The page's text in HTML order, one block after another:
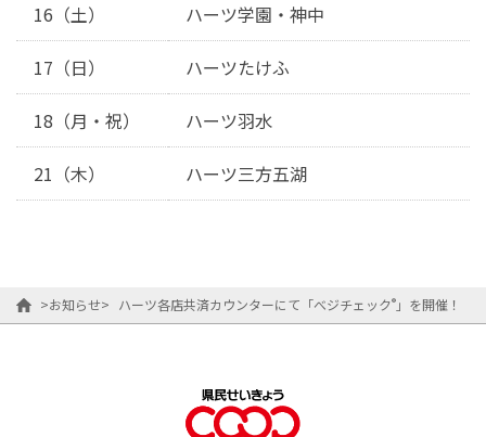
16（土） ハーツ学園・神中
17（日） ハーツたけふ
18（月・祝） ハーツ羽水
21（木） ハーツ三方五湖
>お知らせ> ハーツ各店共済カウンターにて「べジチェック® 」を開催！